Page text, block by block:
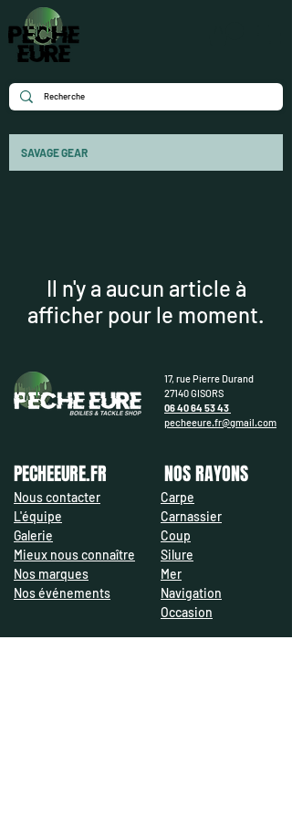
SAVAGE GEAR
Il n'y a aucun article à
afficher pour le moment.
17, rue Pierre Durand
27140 GISORS
06 40 64 53 43
pecheeure.fr@gmail.com
PECHEEURE.FR
Nous contacter
L'équipe
Galerie
Mieux nous connaître
Nos marques
Nos événements
NOS RAYONS
Carpe
Carnassier
Coup
Silure
Mer
Navigation
Occasion